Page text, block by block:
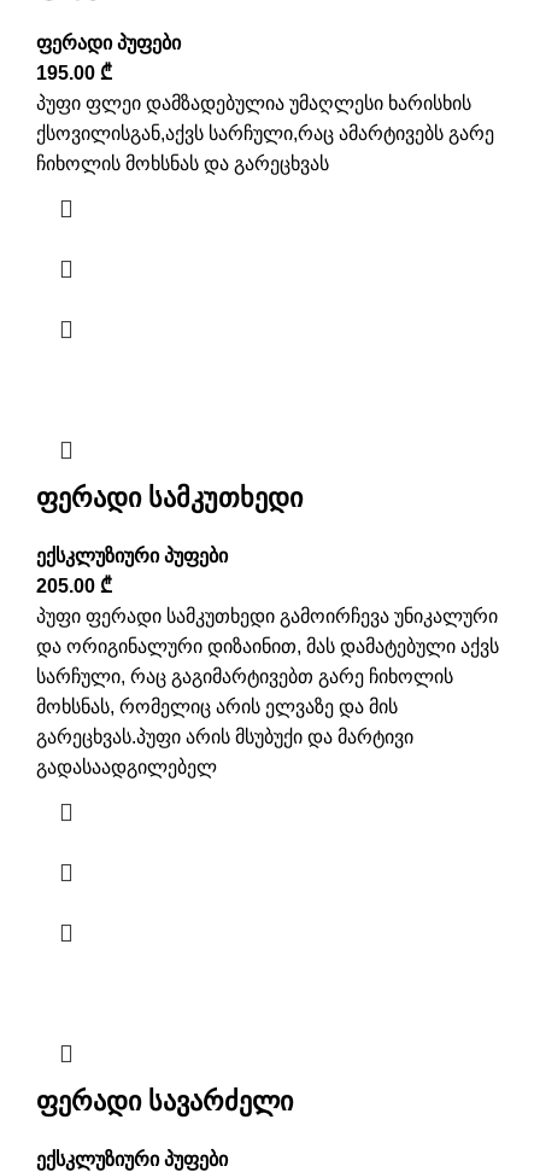
ფერადი პუფები
195.00 ₾
პუფი ფლეი დამზადებულია უმაღლესი ხარისხის
ქსოვილისგან,აქვს სარჩული,რაც ამარტივებს გარე
ჩიხოლის მოხსნას და გარეცხვას
ფერადი სამკუთხედი
ექსკლუზიური პუფები
205.00 ₾
პუფი ფერადი სამკუთხედი გამოირჩევა უნიკალური
და ორიგინალური დიზაინით, მას დამატებული აქვს
სარჩული, რაც გაგიმარტივებთ გარე ჩიხოლის
მოხსნას, რომელიც არის ელვაზე და მის
გარეცხვას.პუფი არის მსუბუქი და მარტივი
გადასაადგილებელ
ფერადი სავარძელი
ექსკლუზიური პუფები